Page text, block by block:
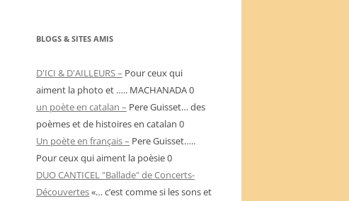
BLOGS & SITES AMIS
D'ICI & D'AILLEURS – Pour ceux qui
aiment la photo et ….. MACHANADA 0
un poète en catalan – Pere Guisset… des
poèmes et de histoires en catalan 0
Un poète en français – Pere Guisset…..
Pour ceux qui aiment la poèsie 0
DUO CANTICEL "Ballade" de Concerts-
Découvertes«… c’est comme si les sons et